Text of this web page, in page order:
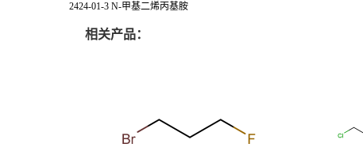
2424-01-3 N-甲基二烯丙基胺
相关产品：